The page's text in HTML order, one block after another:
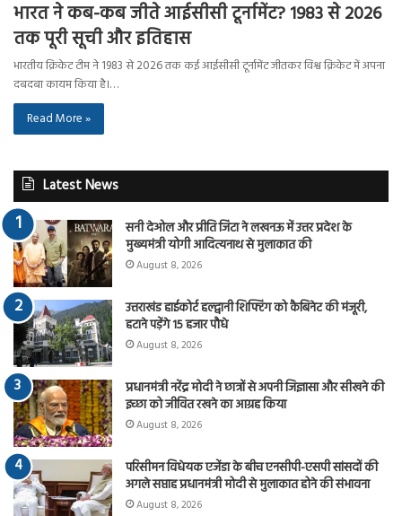
भारत ने कब-कब जीते आईसीसी टूर्नामेंट? 1983 से 2026
तक पूरी सूची और इतिहास
भारतीय क्रिकेट टीम ने 1983 से 2026 तक कई आईसीसी टूर्नामेंट जीतकर विश्व क्रिकेट में अपना
दबदबा कायम किया है।…
Read More »
Latest News
सनी देओल और प्रीति जिंटा ने लखनऊ में उत्तर प्रदेश के
मुख्यमंत्री योगी आदित्यनाथ से मुलाकात की
August 8, 2026
उत्तराखंड हाईकोर्ट हल्द्वानी शिफ्टिंग को कैबिनेट की मंजूरी,
हटाने पड़ेंगे 15 हजार पौधे
August 8, 2026
प्रधानमंत्री नरेंद्र मोदी ने छात्रों से अपनी जिज्ञासा और सीखने की
इच्छा को जीवित रखने का आग्रह किया
August 8, 2026
परिसीमन विधेयक एजेंडा के बीच एनसीपी-एसपी सांसदों की
अगले सप्ताह प्रधानमंत्री मोदी से मुलाकात होने की संभावना
August 8, 2026